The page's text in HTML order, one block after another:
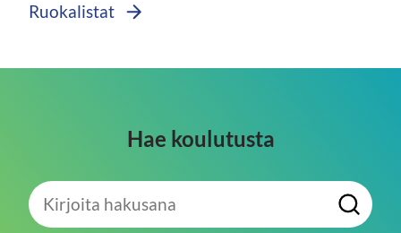
Ruokalistat
Hae koulutusta
Kirjoita
hakusana
H
a